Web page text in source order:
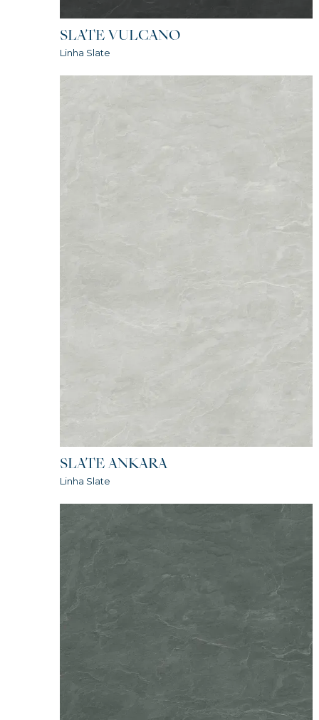
SLATE VULCANO
Linha Slate
SLATE ANKARA
Linha Slate